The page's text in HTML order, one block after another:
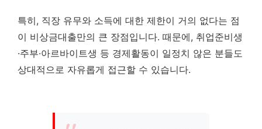
특히, 직장 유무와 소득에 대한 제한이 거의 없다는 점
이 비상금대출만의 큰 장점입니다. 때문에, 취업준비생
·주부·아르바이트생 등 경제활동이 일정치 않은 분들도
상대적으로 자유롭게 접근할 수 있습니다.